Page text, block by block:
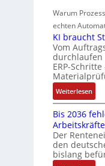
o
i
n
F
a
n
u
c
C
N
C
-
S
u
n
g
b
e
s
t
ä
t
i
f
ü
r
m
u
l
v
a
r
i
a
a
h
t
l
o
s
e
I
n
t
e
g
r
a
Warum
echten
KI braucht
Vom
durchlaufen
ERP-
Weiterlesen:
K
I
b
r
a
u
Bis 2036
Arbeitskräfte
Der
den
bislang